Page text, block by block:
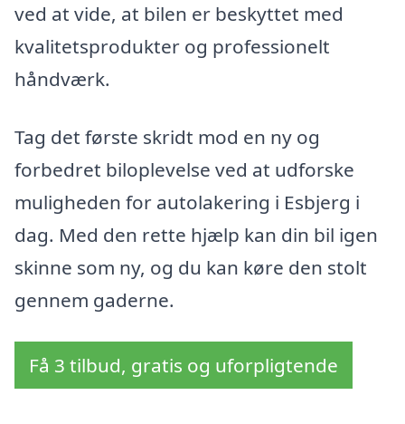
ved at vide, at bilen er beskyttet med
kvalitetsprodukter og professionelt
håndværk.
Tag det første skridt mod en ny og
forbedret biloplevelse ved at udforske
muligheden for autolakering i Esbjerg i
dag. Med den rette hjælp kan din bil igen
skinne som ny, og du kan køre den stolt
gennem gaderne.
Få 3 tilbud, gratis og uforpligtende